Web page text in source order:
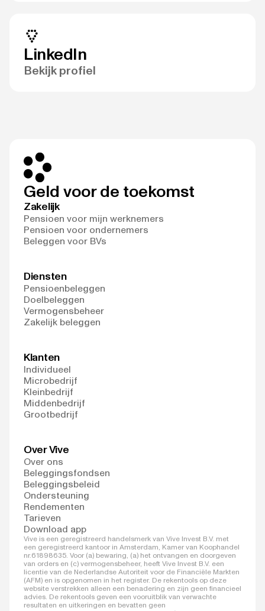
LinkedIn
Bekijk profiel
Geld voor de toekomst
Zakelijk
Pensioen voor mijn werknemers
Pensioen voor ondernemers
Beleggen voor BVs
Diensten
Pensioenbeleggen
Doelbeleggen
Vermogensbeheer
Zakelijk beleggen
Klanten
Individueel
Microbedrijf
Kleinbedrijf
Middenbedrijf
Grootbedrijf
Over Vive
Over ons
Beleggingsfondsen
Beleggingsbeleid
Ondersteuning
Rendementen
Tarieven
Download app
Vive is een geregistreerd handelsmerk van Vive Invest B.V. met
een geregistreerd kantoor in Amsterdam, Kamer van Koophandel
nr.61898635. Voor (a) bewaring, (a) het ontvangen en doorgeven
van orders en (c) vermogensbeheer, heeft Vive Invest B.V. een
licentie van de Nederlandse Autoriteit voor de Financiële Markten
(AFM) en is opgenomen in het register. De rekentools op deze
website verstrekken alleen een benadering en zijn geen financieel
advies. De rekentools geven een vooruitblik van verwachte
resultaten en uitkeringen en bevatten geen